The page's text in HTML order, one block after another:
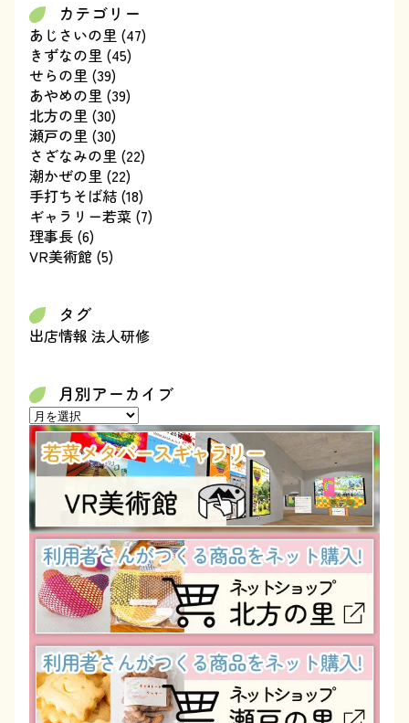
カテゴリー
あじさいの里 (47)
きずなの里 (45)
せらの里 (39)
あやめの里 (39)
北方の里 (30)
瀬戸の里 (30)
さざなみの里 (22)
潮かぜの里 (22)
手打ちそば結 (18)
ギャラリー若菜 (7)
理事長 (6)
VR美術館 (5)
タグ
出店情報 法人研修
月別アーカイブ